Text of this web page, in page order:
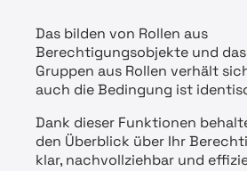
Das bilden von Rollen aus
Berechtigungsobjekte und
Gruppen aus Rollen verhält
auch die Bedingung ist
Dank dieser Funktionen
den Überblick über Ihr
klar, nachvollziehbar und